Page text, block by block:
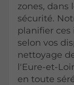
zones, dans
sécurité.
planifier
selon vos
nettoyage
l'Eure-et-
en toute